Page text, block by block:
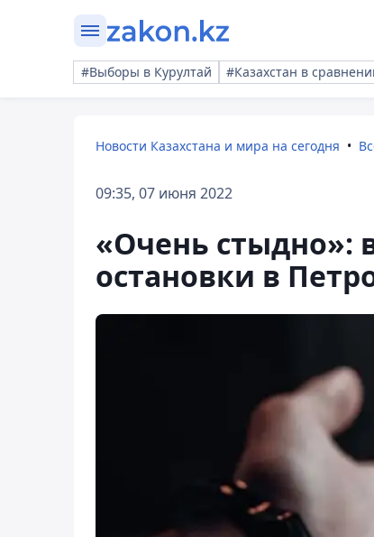
#Выборы в Курултай #Казахстан в
Новости Казахстана и мира на сегодня
09:35, 07 июня 2022
«Очень стыдно»:
остановки в